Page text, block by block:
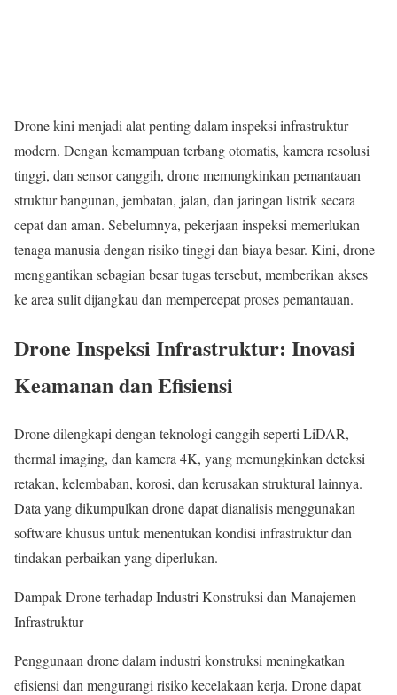
Drone kini menjadi alat penting dalam inspeksi infrastruktur
modern. Dengan kemampuan terbang otomatis, kamera resolusi
tinggi, dan sensor canggih, drone memungkinkan pemantauan
struktur bangunan, jembatan, jalan, dan jaringan listrik secara
cepat dan aman. Sebelumnya, pekerjaan inspeksi memerlukan
tenaga manusia dengan risiko tinggi dan biaya besar. Kini, drone
menggantikan sebagian besar tugas tersebut, memberikan akses
ke area sulit dijangkau dan mempercepat proses pemantauan.
Drone Inspeksi Infrastruktur: Inovasi
Keamanan dan Efisiensi
Drone dilengkapi dengan teknologi canggih seperti LiDAR,
thermal imaging, dan kamera 4K, yang memungkinkan deteksi
retakan, kelembaban, korosi, dan kerusakan struktural lainnya.
Data yang dikumpulkan drone dapat dianalisis menggunakan
software khusus untuk menentukan kondisi infrastruktur dan
tindakan perbaikan yang diperlukan.
Dampak Drone terhadap Industri Konstruksi dan Manajemen
Infrastruktur
Penggunaan drone dalam industri konstruksi meningkatkan
efisiensi dan mengurangi risiko kecelakaan kerja. Drone dapat